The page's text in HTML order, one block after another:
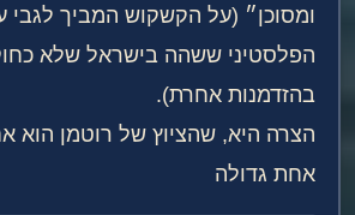
ומסוכן״ (על הקשקוש המביך לגבי
הפלסטיני ששהה בישראל שלא
בהזדמנות אחרת).
הצרה היא, שהציוץ של רוטמן הוא
אחת גדולה